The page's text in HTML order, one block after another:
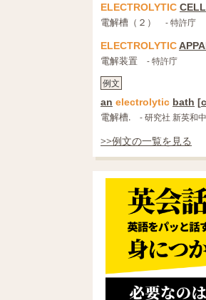
ELECTROLYTIC CELL
電解槽（２） - 特許庁
ELECTROLYTIC
電解装置
- 特許庁
例文
an electrolytic bath [
電解槽. - 研究社 新英和
>>例文の一覧を見る